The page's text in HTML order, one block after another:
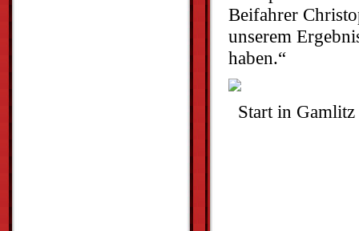
Beifahrer
unserem
haben.“
Start in